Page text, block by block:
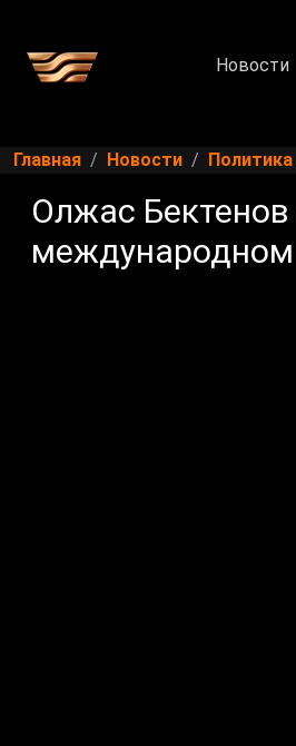
Новости
Главная Новости Политика
Олжас